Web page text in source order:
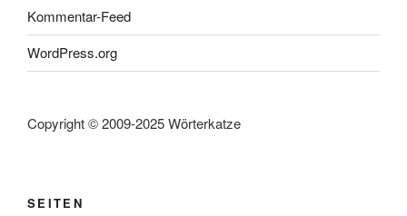
Kommentar-Feed
WordPress.org
Copyright © 2009-2025 Wörterkatze
SEITEN